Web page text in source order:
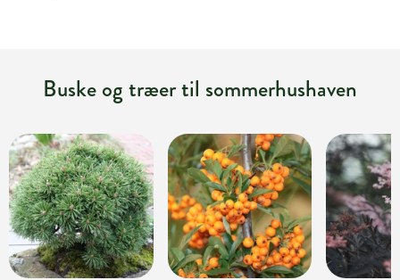
Buske og træer til sommerhushaven